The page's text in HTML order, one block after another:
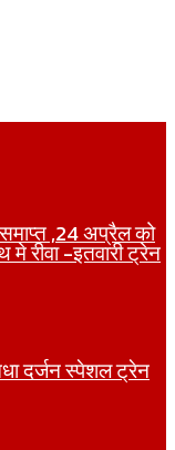
समाप्त ,24 अप्रैल को
रीवा -इतवारी ट्रेन
दर्जन स्पेशल ट्रेन